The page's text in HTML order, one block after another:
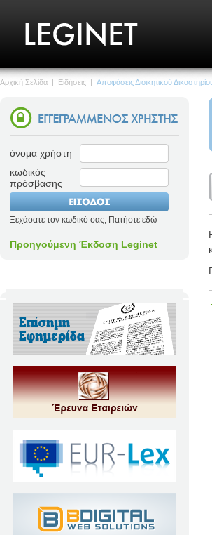
Αρχική Σελίδα | Ειδήσεις | Αποφάσεις Διοικητικού
όνομα χρήστη
κωδικός
πρόσβασης
Ξεχάσατε τον κωδικό σας; Πατήστε εδώ
Προηγούμενη Έκδοση Leginet